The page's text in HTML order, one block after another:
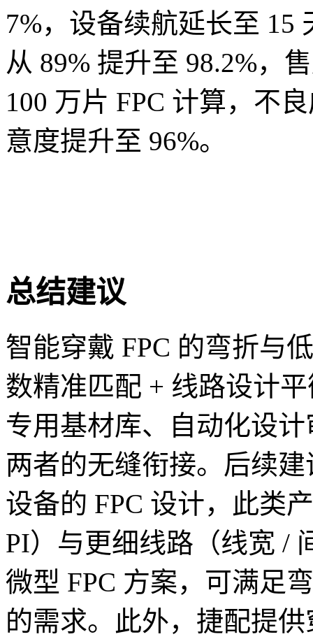
7%，设备续航延长至 15
从 89% 提升至 98.2%，
100 万片 FPC 计算，不
意度提升至 96%。
总结建议
智能穿戴 FPC 的弯折与
数精准匹配 + 线路设计
专用基材库、自动化设
两者的无缝衔接。后续
设备的 FPC 设计，此类
PI）与更细线路（线宽 /
微型 FPC 方案，可满足
的需求。此外，捷配提